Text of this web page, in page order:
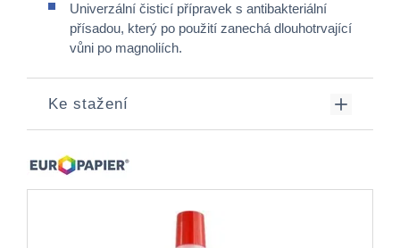
Univerzální čisticí přípravek s antibakteriální
přísadou, který po použití zanechá dlouhotrvající
vůni po magnoliích.
Ke stažení